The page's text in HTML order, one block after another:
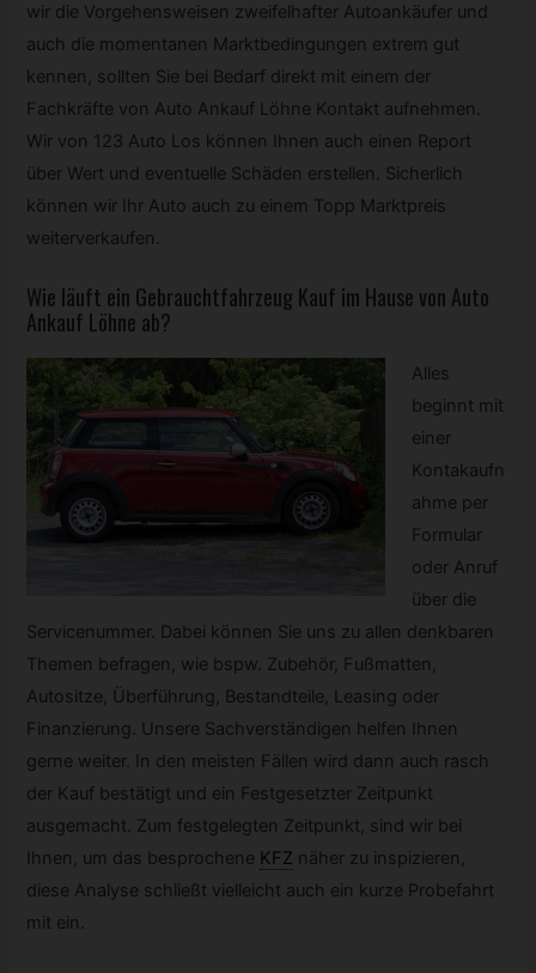
wir die Vorgehensweisen zweifelhafter Autoankäufer und
auch die momentanen Marktbedingungen extrem gut
kennen, sollten Sie bei Bedarf direkt mit einem der
Fachkräfte von Auto Ankauf Löhne Kontakt aufnehmen.
Wir von 123 Auto Los können Ihnen auch einen Report
über Wert und eventuelle Schäden erstellen. Sicherlich
können wir Ihr Auto auch zu einem Topp Marktpreis
weiterverkaufen.
Wie läuft ein Gebrauchtfahrzeug Kauf im Hause von Auto
Ankauf Löhne ab?
Alles
beginnt mit
einer
Kontakaufn
ahme per
Formular
oder Anruf
über die
Servicenummer. Dabei können Sie uns zu allen denkbaren
Themen befragen, wie bspw. Zubehör, Fußmatten,
Autositze, Überführung, Bestandteile, Leasing oder
Finanzierung. Unsere Sachverständigen helfen Ihnen
gerne weiter. In den meisten Fällen wird dann auch rasch
der Kauf bestätigt und ein Festgesetzter Zeitpunkt
ausgemacht. Zum festgelegten Zeitpunkt, sind wir bei
Ihnen, um das besprochene KFZ näher zu inspizieren,
diese Analyse schließt vielleicht auch ein kurze Probefahrt
mit ein.